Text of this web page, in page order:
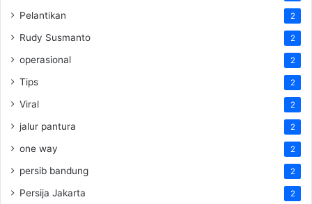
Pelantikan 2
Rudy Susmanto 2
operasional 2
Tips 2
Viral 2
jalur pantura 2
one way 2
persib bandung 2
Persija Jakarta 2